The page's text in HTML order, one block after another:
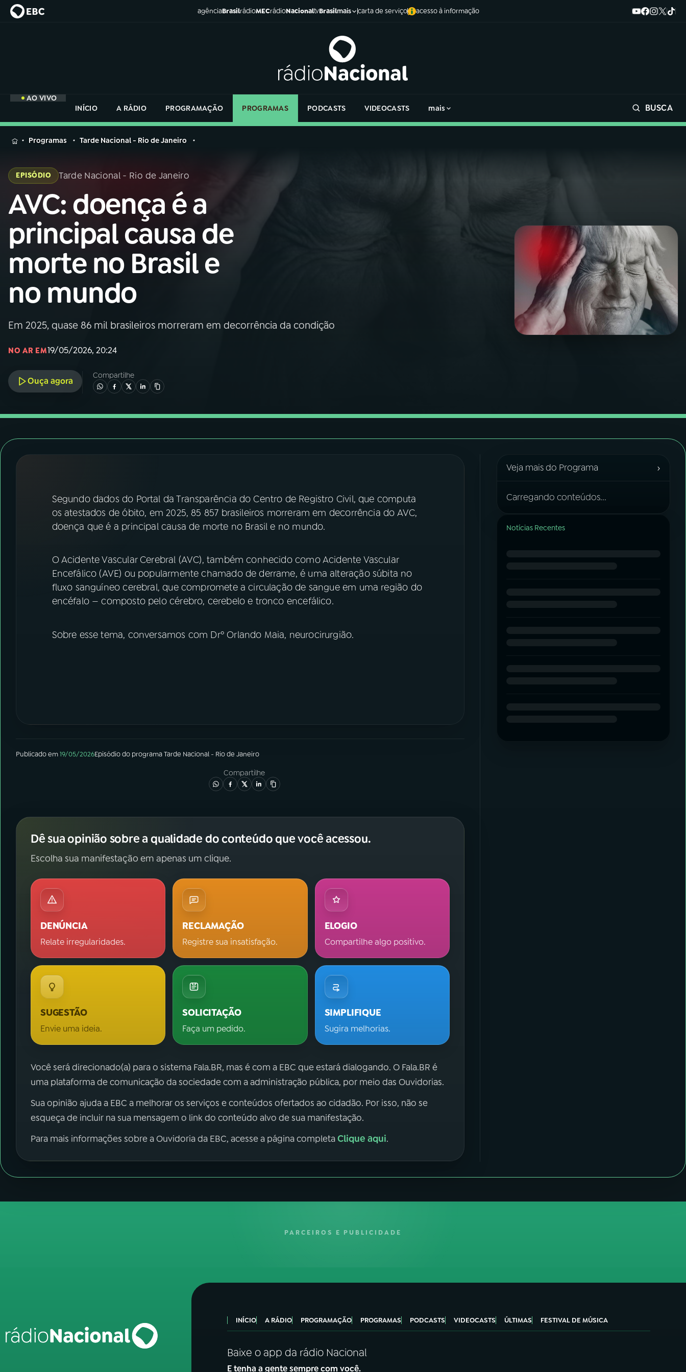
agênciaBrasilrádioMECrádioNacionaltvBrasilmais carta de serviço acesso à informação
AO VIVO
INÍCIO
A RÁDIO PROGRAMAÇÃO PROGRAMAS PODCASTS VIDEOCASTS mais BUSCA
MENU
Buscar
na
Rádio
Nacional
AO VIVO
01INÍCIO
02A RÁDIO
03PROGRAMAÇÃO
05PODCASTS
FESTIVAL DE MÚSICA
ACOMPANHE A RÁDIO NACIONAL
Instagram X
na
Rádio
Programas Tarde Nacional - Rio de Janeiro
EPISÓDIO Tarde Nacional - Rio de Janeiro
AVC: doença é a
principal causa de
morte no Brasil e
no mundo
Em 2025, quase 86 mil brasileiros morreram em decorrência da condição
NO AR EM19/05/2026, 20:24
Ouça agora
Compartilhe
Segundo dados do Portal da Transparência do Centro de Registro Civil, que computa
os atestados de óbito, em 2025, 85 857 brasileiros morreram em decorrência do AVC,
doença que é a principal causa de morte no Brasil e no mundo.
O Acidente Vascular Cerebral (AVC), também conhecido como Acidente Vascular
Encefálico (AVE) ou popularmente chamado de derrame, é uma alteração súbita no
fluxo sanguíneo cerebral, que compromete a circulação de sangue em uma região do
encéfalo — composto pelo cérebro, cerebelo e tronco encefálico.
Sobre esse tema, conversamos com Drº Orlando Maia, neurocirurgião.
Publicado em19/05/2026Episódiodo programaTarde Nacional - Rio de Janeiro
Compartilhe
Dê sua opinião sobre a qualidade do conteúdo que você acessou.
Escolha sua manifestação em apenas um clique.
DENÚNCIA
Relate irregularidades.
RECLAMAÇÃO
Registre sua insatisfação.
ELOGIO
Compartilhe algo positivo.
SUGESTÃO
Envie uma ideia.
SOLICITAÇÃO
Faça um pedido.
SIMPLIFIQUE
Sugira melhorias.
Você será direcionado(a) para o sistema Fala.BR, mas é com a EBC que estará dialogando. O Fala.BR é
uma plataforma de comunicação da sociedade com a administração pública, por meio das Ouvidorias.
Sua opinião ajuda a EBC a melhorar os serviços e conteúdos ofertados ao cidadão. Por isso, não se
esqueça de incluir na sua mensagem o link do conteúdo alvo de sua manifestação.
Para mais informações sobre a Ouvidoria da EBC, acesse a página completaClique aqui.
Veja mais do Programa ›
Carregando conteúdos...
Notícias Recentes
PARCEIROS E PUBLICIDADE
INÍCIO A RÁDIO PROGRAMAÇÃO PROGRAMAS PODCASTS VIDEOCASTS ÚLTIMAS FESTIVAL DE MÚSICA
Baixe o app da rádio Nacional
E tenha a gente sempre com você.